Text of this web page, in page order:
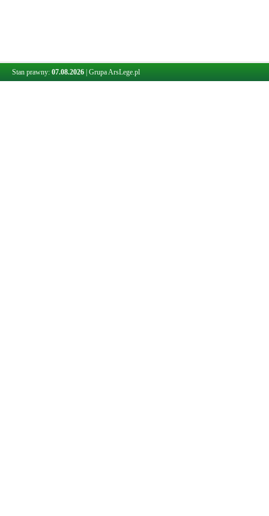
Stan prawny: 07.08.2026 Grupa ArsLege.pl